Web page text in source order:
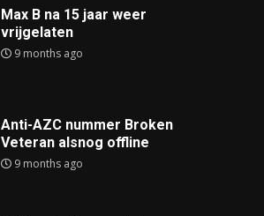
Max B na 15 jaar weer
vrijgelaten
9 months ago
Anti-AZC nummer Broken
Veteran alsnog offline
9 months ago